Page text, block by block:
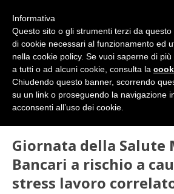
SINDACATO
Giornata
Bancari a rischio a causa dello stress lavoro
Giornata della Salute
Bancari a rischio a
stress lavoro
Informativa
Questo sito o gli strumenti terzi da
di cookie necessari al funzionamento ed
nella cookie policy. Se vuoi saperne di
a tutti o ad alcuni cookie, consulta la
Chiudendo questo banner, scorrendo
su un link o proseguendo la navigazione
acconsenti all’uso dei cookie.